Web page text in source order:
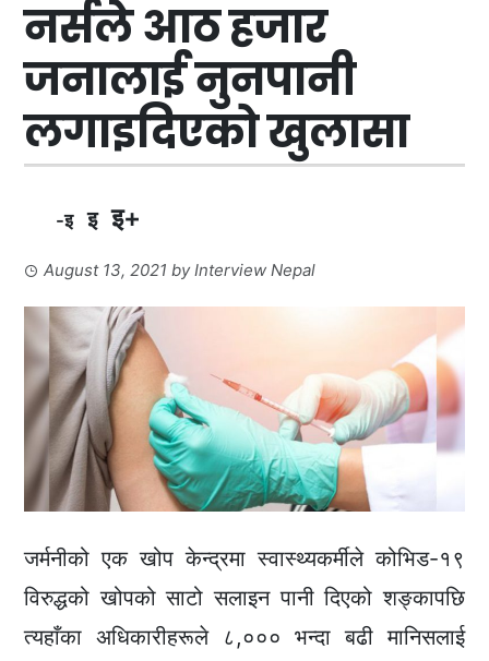
नर्सले आठ हजार
जनालाई नुनपानी
लगाइदिएको खुलासा
-इ इ इ+
August 13, 2021 byInterview Nepal
जर्मनीको एक खोप केन्द्रमा स्वास्थ्यकर्मीले कोभिड-१९
विरुद्धको खोपको साटो सलाइन पानी दिएको शङ्कापछि
त्यहाँका अधिकारीहरूले ८,००० भन्दा बढी मानिसलाई